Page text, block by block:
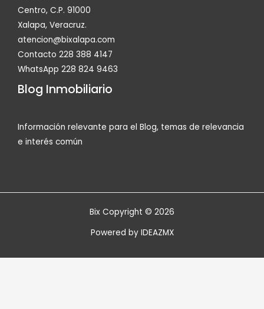
Centro, C.P. 91000
Xalapa, Veracruz.
atencion@bixalapa.com
Contacto 228 388 4147
WhatsApp 228 824 9463
Blog Inmobiliario
Información relevante para el Blog, temas de relevancia
e interés común
Bix Copyright © 2026
Powered by IDEAZMX